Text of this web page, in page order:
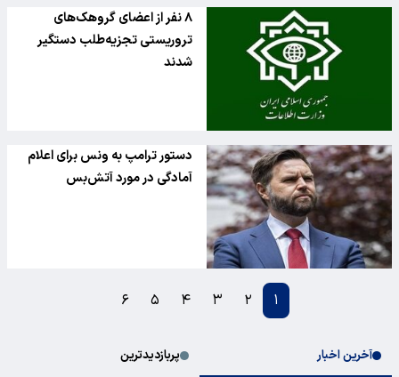
۸ نفر از اعضای گروهک‌های
تروریستی تجزیه‌طلب دستگیر
شدند
دستور ترامپ به ونس برای اعلام
آمادگی در مورد آتش‌بس
۱ ۲ ۳ ۴ ۵ ۶
آخرین اخبار پربازدیدترین